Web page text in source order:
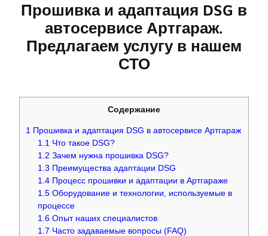
Прошивка и адаптация DSG в
автосервисе Артгараж.
Предлагаем услугу в нашем
СТО
Содержание
1
Прошивка и адаптация DSG в автосервисе Артгараж
1.1 Что такое DSG?
1.2 Зачем нужна прошивка DSG?
1.3 Преимущества адаптации DSG
1.4 Процесс прошивки и адаптации в Артгараже
1.5 Оборудование и технологии, используемые в
процессе
1.6 Опыт наших специалистов
1.7 Часто задаваемые вопросы (FAQ)